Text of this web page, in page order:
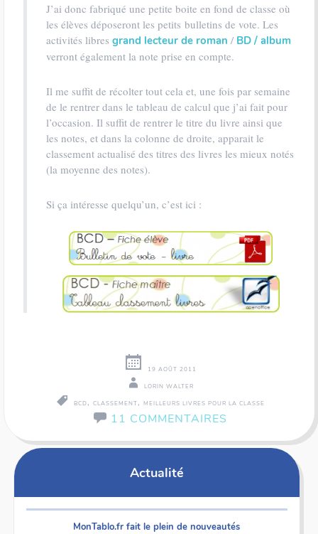
J’ai donc fabriqué une petite boite en fond de classe où
les élèves déposeront les petits bulletins de vote. Les
activités libres grand lecteur de roman / BD / album
verront également la note prise en compte.
Il me suffit de récolter tout cela et, une fois par semaine
de le rentrer dans le tableau de calcul que j’ai fait pour
l’occasion. Il suffit de rentrer le titre du livre ainsi que
les notes, et dans la colonne de droite, apparait le
classement actualisé des titres des livres les mieux notés
(la moyenne des notes).
Si ça intéresse quelqu’un, c’est ici :
19 AOÛT 2011
LORIN WALTER
BCD, CLASSEMENT, MEILLEURS LIVRES POUR LA CLASSE
11 COMMENTAIRES
Actualité
MonTablo.fr fait le plein de nouveautés